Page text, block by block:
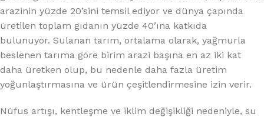
arazinin yüzde 20’sini temsil ediyor ve dünya çapında
üretilen toplam gıdanın yüzde 40’ına katkıda
bulunuyor. Sulanan tarım, ortalama olarak, yağmurla
beslenen tarıma göre birim arazi başına en az iki kat
daha üretken olup, bu nedenle daha fazla üretim
yoğunlaştırmasına ve ürün çeşitlendirmesine izin verir.
Nüfus artışı, kentleşme ve iklim değişikliği nedeniyle, su